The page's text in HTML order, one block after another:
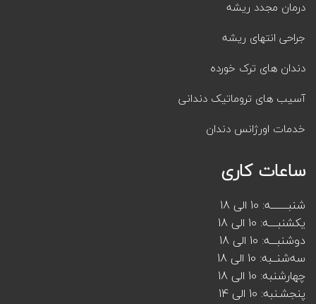
درمان مجدد ریشه
جراحی انتهای ریشه
دندان های ترک خورده
آسیب های تروماتیک دندانی
خدمات اورژانس دندان
ساعات کاری
شنبــــــــه: 10 الی 18
یکشنبــــه: 10 الی 18
دوشنبـــه: 10 الی 18
سه‌شنــبه: 10 الی 18
چهارشنبه: 10 الی 18
پنجشـنبه: 10 الی 14